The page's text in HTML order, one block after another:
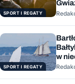
SPORT I REGATY
SPORT I REGATY
w